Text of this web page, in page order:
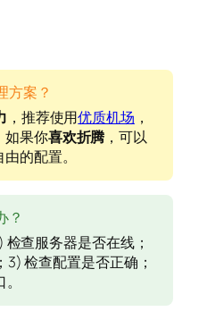
方案？
，推荐使用优质机场 ，
如果你喜欢折腾 ，可以
的配置。
？
查服务器是否在线；
检查配置是否正确；